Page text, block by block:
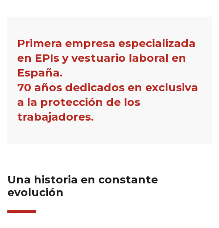
Primera empresa especializada
en EPIs y vestuario laboral en
España.
70 años dedicados en exclusiva
a la protección de los
trabajadores.
Una historia en constante
evolución